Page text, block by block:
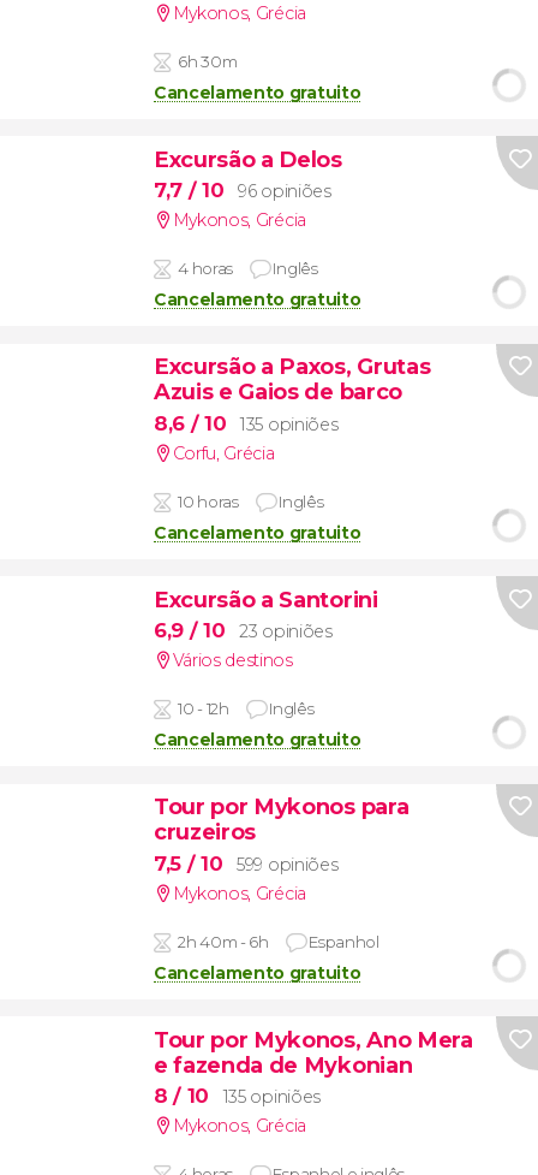
Mykonos, Grécia
6h 30m
Cancelamento gratuito
Excursão a Delos
7,7 / 10
96 opiniões
Mykonos, Grécia
4 horas Inglês
Cancelamento gratuito
Excursão a Paxos, Grutas
Azuis e Gaios de barco
8,6 / 10
135 opiniões
Corfu, Grécia
10 horas Inglês
Cancelamento gratuito
Excursão a Santorini
6,9 / 10
23 opiniões
Vários destinos
10 - 12h Inglês
Cancelamento gratuito
Tour por Mykonos para
cruzeiros
7,5 / 10
599 opiniões
Mykonos, Grécia
2h 40m - 6h Espanhol
Cancelamento gratuito
Tour por Mykonos, Ano Mera
e fazenda de Mykonian
8/ 10
135 opiniões
Mykonos, Grécia